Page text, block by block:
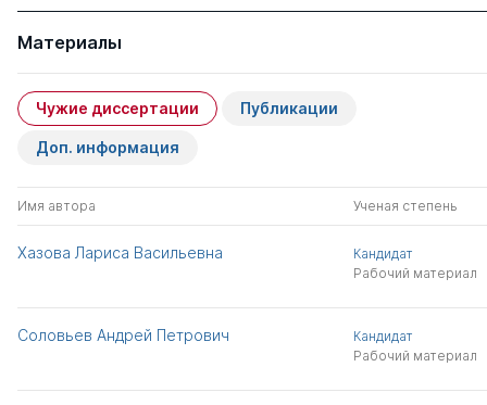
Материалы
Чужие диссертации Публикации
Доп. информация
Имя автора Ученая степень
Хазова Лариса Васильевна
Кандидат
Рабочий материал
Соловьев Андрей Петрович
Кандидат
Рабочий материал